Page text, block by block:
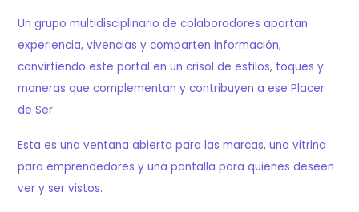
Un grupo multidisciplinario de colaboradores aportan
experiencia, vivencias y comparten información,
convirtiendo este portal en un crisol de estilos, toques y
maneras que complementan y contribuyen a ese Placer
de Ser.
Esta es una ventana abierta para las marcas, una vitrina
para emprendedores y una pantalla para quienes deseen
ver y ser vistos.